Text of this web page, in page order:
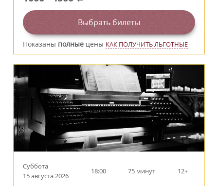
Выбрать билеты
Показаны полные цены КАК ПОЛУЧИТЬ ЛЬГОТНЫЕ
Суббота
15 августа 2026
18:00 75 минут 12+